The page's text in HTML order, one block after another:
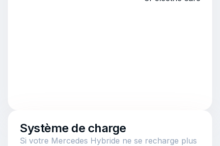
Système de charge
Si votre Mercedes Hybride ne se recharge plus